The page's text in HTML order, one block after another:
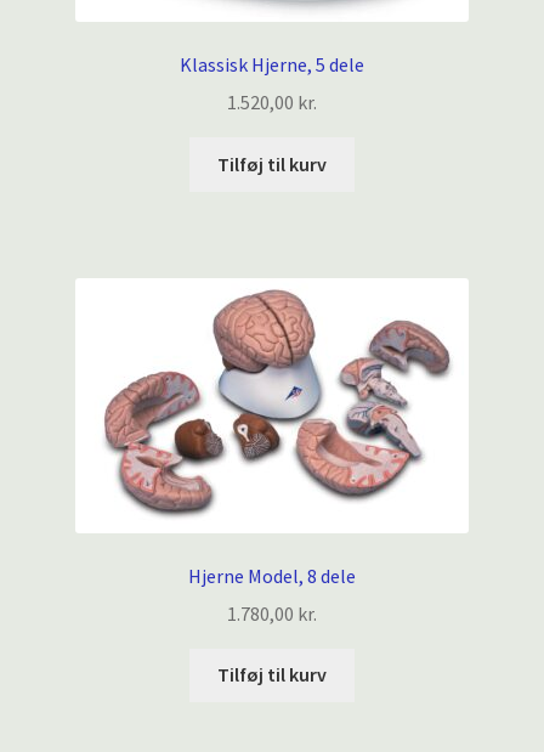
Klassisk Hjerne, 5 dele
1.520,00 kr.
Tilføj til kurv
Hjerne Model, 8 dele
1.780,00 kr.
Tilføj til kurv